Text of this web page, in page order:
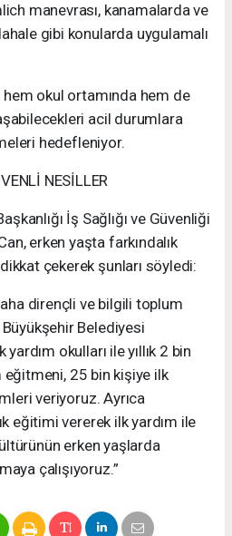
manevrası, kanamalarda ve
gibi konularda uygulamalı
okul ortamında hem de
acil durumlara
hedefleniyor.
NESİLLER
İş Sağlığı ve Güvenliği
erken yaşta farkındalık
çekerek şunları söyledi:
dirençli ve bilgili toplum
Belediyesi
yardım okulları ile yıllık 2 bin
eğitmeni, 25 bin kişiye ilk
veriyoruz. Ayrıca
eğitimi vererek ilk yardım ile
erken yaşlarda
çalışıyoruz.”